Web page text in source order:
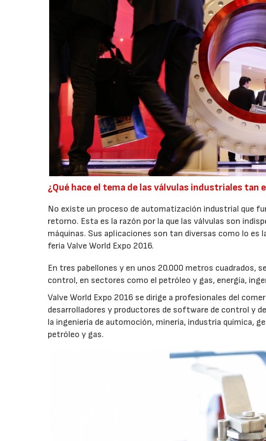
¿Qué hace el tema de las válvulas industriales tan
No existe un proceso de automatización industrial que
retorno. Esta es la razón por la que las válvulas son
máquinas. Sus aplicaciones son tan diversas como lo es
feria Valve World Expo 2016.
En tres pabellones y en unos 20.000 metros cuadrados,
control, en sectores como el petróleo y gas, energía,
Valve World Expo 2016 se dirige a profesionales del
desarrolladores y productores de software de control y
la ingeniería de automoción, minería, industria química,
petróleo y gas.